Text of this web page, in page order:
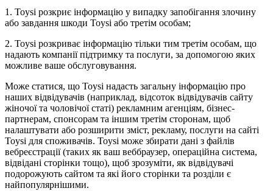
1. Toysi розкриє інформацію у випадку запобігання злочину
або завдання шкоди Toysi або третім особам;
2. Toysi розкриває інформацію тільки тим третім особам, що
надають компанії підтримку та послуги, за допомогою яких
можливе ваше обслуговування.
Може статися, що Toysi надасть загальну інформацію про
наших відвідувачів (наприклад, відсоток відвідувачів сайту
жіночої та чоловічої статі) рекламним агенціям, бізнес-
партнерам, спонсорам та іншим третім сторонам, щоб
налаштувати або розширити зміст, рекламу, послуги на сайті
Toysi для споживачів. Toysi може збирати дані з файлів
вебреєстрації (таких як ваш веббраузер, операційна система,
відвідані сторінки тощо), щоб зрозуміти, як відвідувачі
подорожують сайтом та які його сторінки та розділи є
найпопулярнішими.